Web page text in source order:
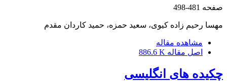
صفحه 481-498
مهسا رحیم زاده کیوی، سعید حمزه، حمید کاردان مقدم
مشاهده مقاله
اصل مقاله 886.6 K
چکیده های انگلیسی